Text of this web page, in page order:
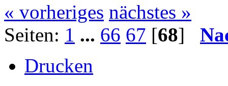
« vorheriges nächstes »
Seiten: 1 ... 66 67 [68]
Drucken